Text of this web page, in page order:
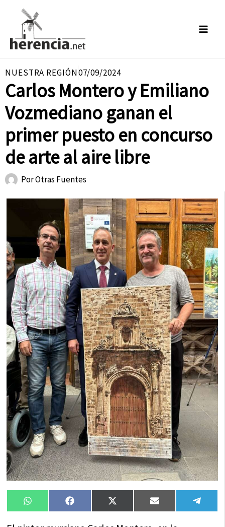
contenido
NUESTRA REGIÓN07/09/2024
Carlos Montero y Emiliano
Vozmediano ganan el
primer puesto en concurso
de arte al aire libre
PorOtras Fuentes
Compartir
en
WhatsAppCompartir
en
FacebookCompartir
en
X
(Twitter)
Compartir
en
Email
en